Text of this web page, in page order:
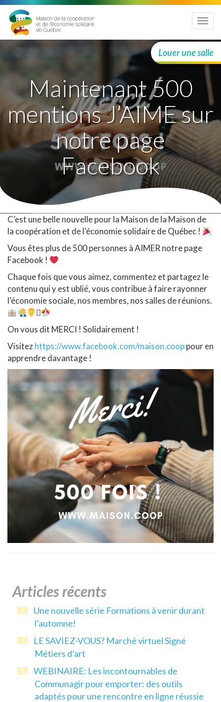
Menu
Louer une salle
Maintenant 500
mentions J’AIME sur
notre page
Facebook
C’est une belle nouvelle pour la Maison de la Maison de
la coopération et de l’économie solidaire de Québec !
Vous êtes plus de 500 personnes à AIMER notre page
Facebook !
Chaque fois que vous aimez, commentez et partagez le
contenu qui y est ublié, vous contribue à faire rayonner
l’économie sociale, nos membres, nos salles de réunions.
‍⚕
On vous dit MERCI ! Solidairement !
Visitezhttps://www.facebook.com/maison.cooppour en
apprendre davantage !
Articles récents
Une nouvelle série Formations à venir durant
l’automne!
LE SAVIEZ-VOUS? Marché virtuel Signé
Métiers d’art
WEBINAIRE: Les incontournables de
Communagir pour emporter: des outils
adaptés pour une rencontre en ligne réussie